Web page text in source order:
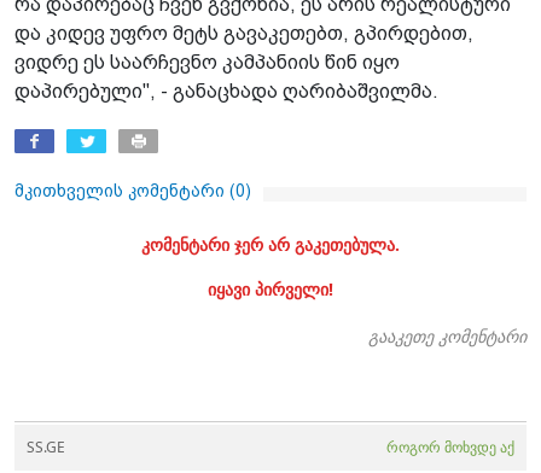
და კიდევ უფრო მეტს გავაკეთებთ, გპირდებით,
ვიდრე ეს საარჩევნო კამპანიის წინ იყო
დაპირებული", - განაცხადა ღარიბაშვილმა.
მკითხველის კომენტარი (0)
კომენტარი ჯერ არ გაკეთებულა.
იყავი პირველი!
გააკეთე კომენტარი
SS.GE როგორ მოხვდე აქ